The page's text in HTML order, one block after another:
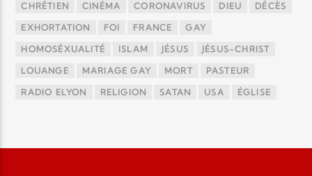
CHRÉTIEN CINÉMA CORONAVIRUS DIEU DÉCÈS
EXHORTATION FOI FRANCE GAY
HOMOSÉXUALITÉ ISLAM JÉSUS JÉSUS-CHRIST
LOUANGE MARIAGE GAY MORT PASTEUR
RADIO ELYON RELIGION SATAN USA ÉGLISE